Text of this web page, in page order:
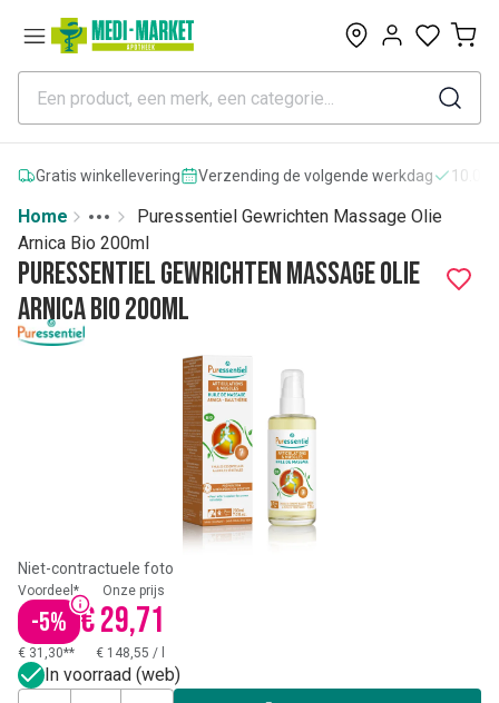
0
Gratis winkellevering Verzending de volgende werkdag
Home
More
Toggle menu
Puressentiel Gewrichten Massage Olie
Arnica Bio 200ml
Puressentiel Gewrichten Massage Olie
Arnica Bio 200ml
Niet-contractuele foto
Voordeel*
-5%
Onze prijs
€ 29,71
€ 31,30** € 148,55 /
In voorraad (web)